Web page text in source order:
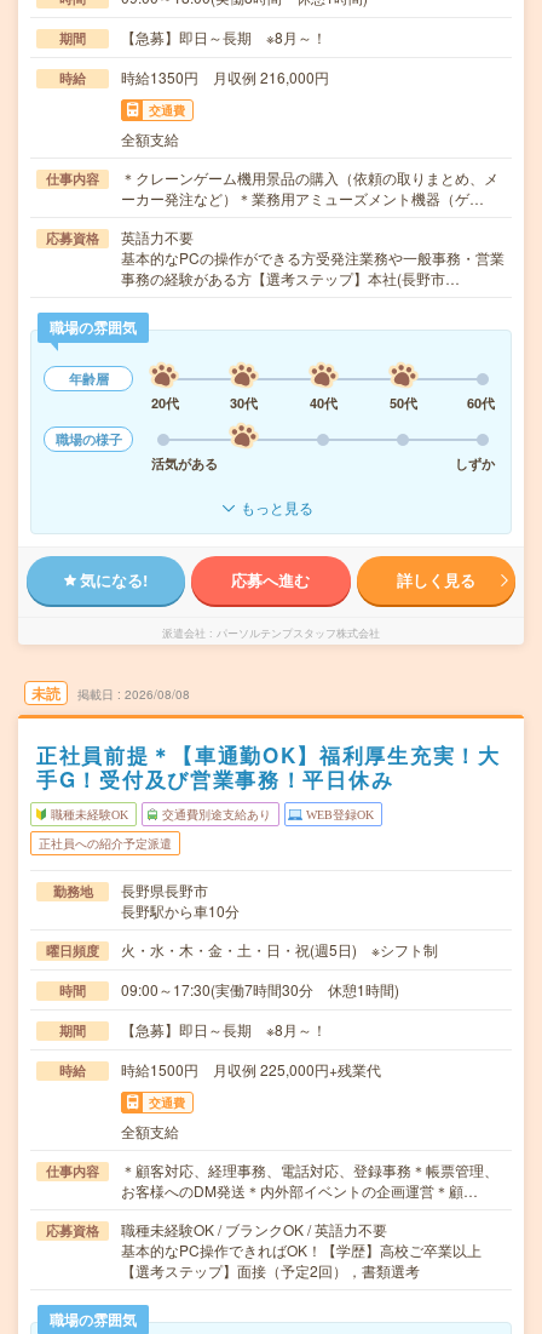
期間 【急募】即日～長期 ※8月～！
時給 時給1350円 月収例 216,000円
交通費
全額支給
仕事内容
＊クレーンゲーム機用景品の購入（依頼の取りまとめ、メ
ーカー発注など）＊業務用アミューズメント機器（ゲ…
応募資格
英語力不要
基本的なPCの操作ができる方受発注業務や一般事務・営業
事務の経験がある方【選考ステップ】本社(長野市…
職場の雰囲気
年齢層
20代
30代 40代 50代
60代
職場の様子
活気がある
しずか
もっと見る
気になる! 応募へ進む 詳しく見る
派遣会社 パーソルテンプスタッフ株式会社
未読 掲載日 2026/08/08
正社員前提＊【車通勤OK】福利厚生充実！大
手G！受付及び営業事務！平日休み
職種未経験OK 交通費別途支給あり WEB登録OK
正社員への紹介予定派遣
勤務地
長野県長野市
長野駅から車10分
曜日頻度 火・水・木・金・土・日・祝(週5日) ※シフト制
時間 09:00～17:30(実働7時間30分 休憩1時間)
期間 【急募】即日～長期 ※8月～！
時給 時給1500円 月収例 225,000円+残業代
交通費
全額支給
仕事内容
＊顧客対応、経理事務、電話対応、登録事務＊帳票管理、
お客様へのDM発送＊内外部イベントの企画運営＊顧…
応募資格
職種未経験OK / ブランクOK / 英語力不要
基本的なPC操作できればOK！【学歴】高校ご卒業以上
【選考ステップ】面接（予定2回），書類選考
職場の雰囲気